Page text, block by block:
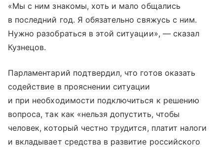
«Мы с ним знакомы, хоть и мало общались
в последний год. Я обязательно свяжусь с ним.
Нужно разобраться в этой ситуации», — сказал
Кузнецов.
Парламентарий подтвердил, что готов оказать
содействие в прояснении ситуации
и при необходимости подключиться к решению
вопроса, так как «нельзя допустить, чтобы
человек, который честно трудится, платит налоги
и вкладывает средства в развитие российского